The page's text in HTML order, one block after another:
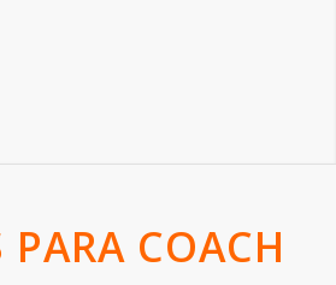
PARA COACH